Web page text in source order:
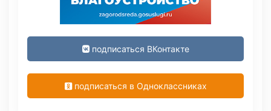
подписаться ВКонтакте
подписаться в Одноклассниках